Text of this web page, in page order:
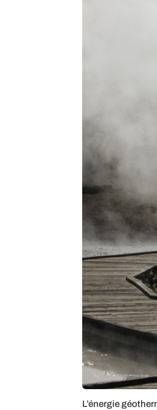
L’énergie